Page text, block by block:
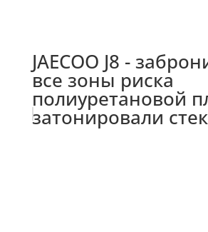
JAECOO J8 -
все зоны риска
полиуретановой
затонировали